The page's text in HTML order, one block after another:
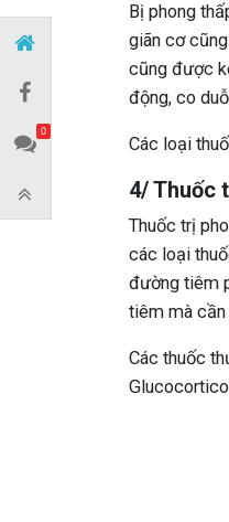
Bị phong
giãn cơ
cũng được
động, co
Các loại
4/ Thuốc
Thuốc trị
các loại
đường tiêm
tiêm mà
Các thuốc
0